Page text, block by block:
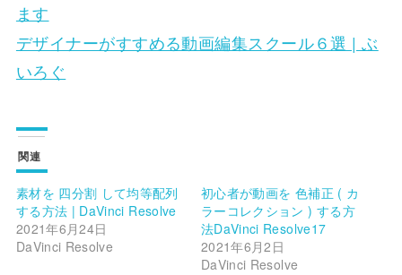
ます
デザイナーがすすめる動画編集スクール６選 | ぶ
いろぐ
関連
素材を 四分割 して均等配列
する方法 | DaVinci Resolve
2021年6月24日
DaVinci Resolve
初心者が動画を 色補正 ( カ
ラーコレクション ) する方
法DaVinci Resolve17
2021年6月2日
DaVinci Resolve